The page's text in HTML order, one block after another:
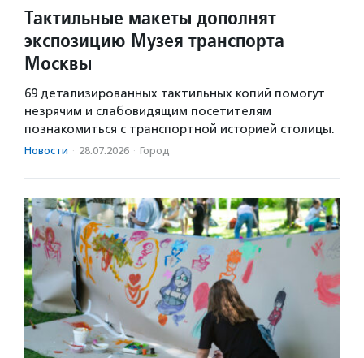
Тактильные макеты дополнят
экспозицию Музея транспорта
Москвы
69 детализированных тактильных копий помогут
незрячим и слабовидящим посетителям
познакомиться с транспортной историей столицы.
Новости · 28.07.2026 · Город